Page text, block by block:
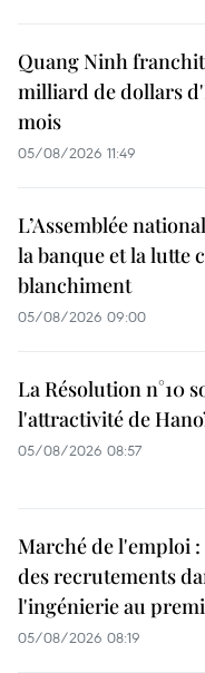
Quang Ninh
milliard de dollars
mois
05/08/2026 11:49
L’Assemblée
la banque et la lutte
blanchiment
05/08/2026 09:00
La Résolution n°10
l'attractivité de
05/08/2026 08:57
Marché de l'emploi :
des recrutements
l'ingénierie au
05/08/2026 08:19